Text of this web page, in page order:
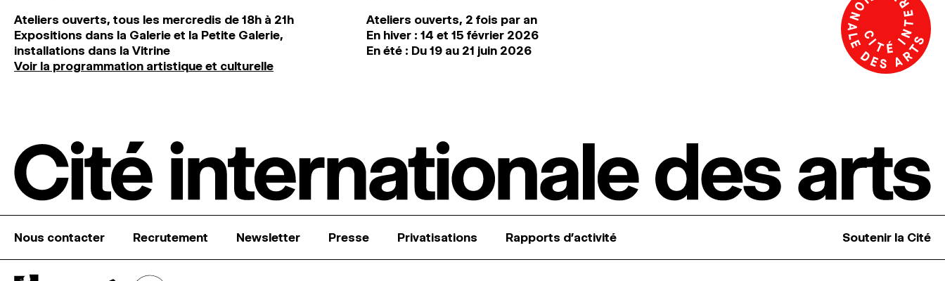
Ateliers ouverts, tous les mercredis de 18h à 21h
Expositions dans la Galerie et la Petite Galerie,
installations dans la Vitrine
Voir la programmation artistique et culturelle
Ateliers ouverts, 2 fois par an
En hiver : 14 et 15 février 2026
En été : Du 19 au 21 juin 2026
Nous contacter Recrutement Newsletter Presse Privatisations Rapports d’activité Soutenir la Cité